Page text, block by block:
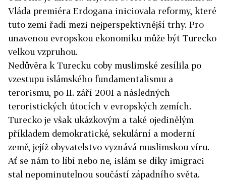
Vláda premiéra Erdogana iniciovala reformy, které
tuto zemi řadí mezi nejperspektivnější trhy. Pro
unavenou evropskou ekonomiku může být Turecko
velkou vzpruhou.
Nedůvěra k Turecku coby muslimské zesílila po
vzestupu islámského fundamentalismu a
terorismu, po 11. září 2001 a následných
teroristických útocích v evropských zemích.
Turecko je však ukázkovým a také ojedinělým
příkladem demokratické, sekulární a moderní
země, jejíž obyvatelstvo vyznává muslimskou víru.
Ať se nám to líbí nebo ne, islám se díky imigraci
stal nepominutelnou součástí západního světa.